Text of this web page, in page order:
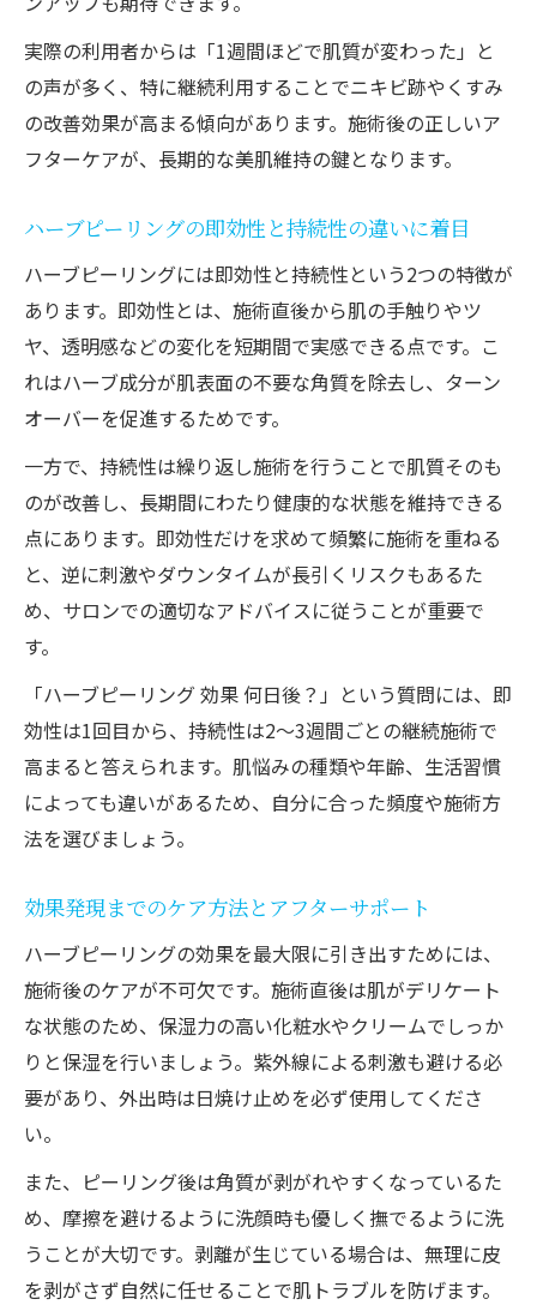
実際の利用者からは「1週間ほどで肌質が変わった」と
の声が多く、特に継続利用することでニキビ跡やくすみ
の改善効果が高まる傾向があります。施術後の正しいア
フターケアが、長期的な美肌維持の鍵となります。
ハーブピーリングの即効性と持続性の違いに着目
ハーブピーリングには即効性と持続性という2つの特徴が
あります。即効性とは、施術直後から肌の手触りやツ
ヤ、透明感などの変化を短期間で実感できる点です。こ
れはハーブ成分が肌表面の不要な角質を除去し、ターン
オーバーを促進するためです。
一方で、持続性は繰り返し施術を行うことで肌質そのも
のが改善し、長期間にわたり健康的な状態を維持できる
点にあります。即効性だけを求めて頻繁に施術を重ねる
と、逆に刺激やダウンタイムが長引くリスクもあるた
め、サロンでの適切なアドバイスに従うことが重要で
す。
「ハーブピーリング 効果 何日後？」という質問には、即
効性は1回目から、持続性は2～3週間ごとの継続施術で
高まると答えられます。肌悩みの種類や年齢、生活習慣
によっても違いがあるため、自分に合った頻度や施術方
法を選びましょう。
効果発現までのケア方法とアフターサポート
ハーブピーリングの効果を最大限に引き出すためには、
施術後のケアが不可欠です。施術直後は肌がデリケート
な状態のため、保湿力の高い化粧水やクリームでしっか
りと保湿を行いましょう。紫外線による刺激も避ける必
要があり、外出時は日焼け止めを必ず使用してくださ
い。
また、ピーリング後は角質が剥がれやすくなっているた
め、摩擦を避けるように洗顔時も優しく撫でるように洗
うことが大切です。剥離が生じている場合は、無理に皮
を剥がさず自然に任せることで肌トラブルを防げます。